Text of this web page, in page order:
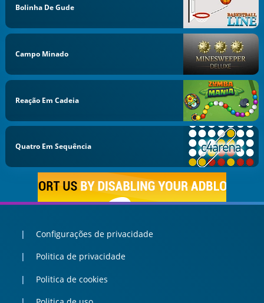
Bolinha De Gude
Campo Minado
Reação Em Cadeia
Quatro Em Sequência
Configurações de privacidade
Politica de privacidade
Politica de cookies